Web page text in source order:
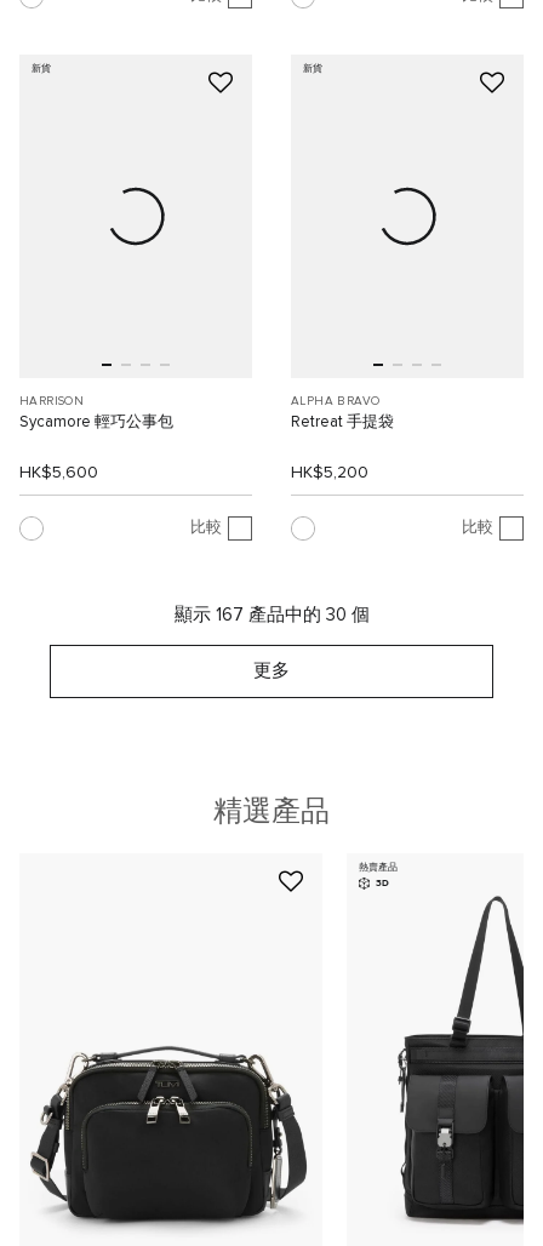
新貨
HARRISON
Sycamore 輕巧公事包
HK$5,600
比較
新貨
ALPHA BRAVO
Retreat 手提袋
HK$5,200
比較
顯示 167 產品中的 30 個
更多
精選產品
熱賣產品
3D